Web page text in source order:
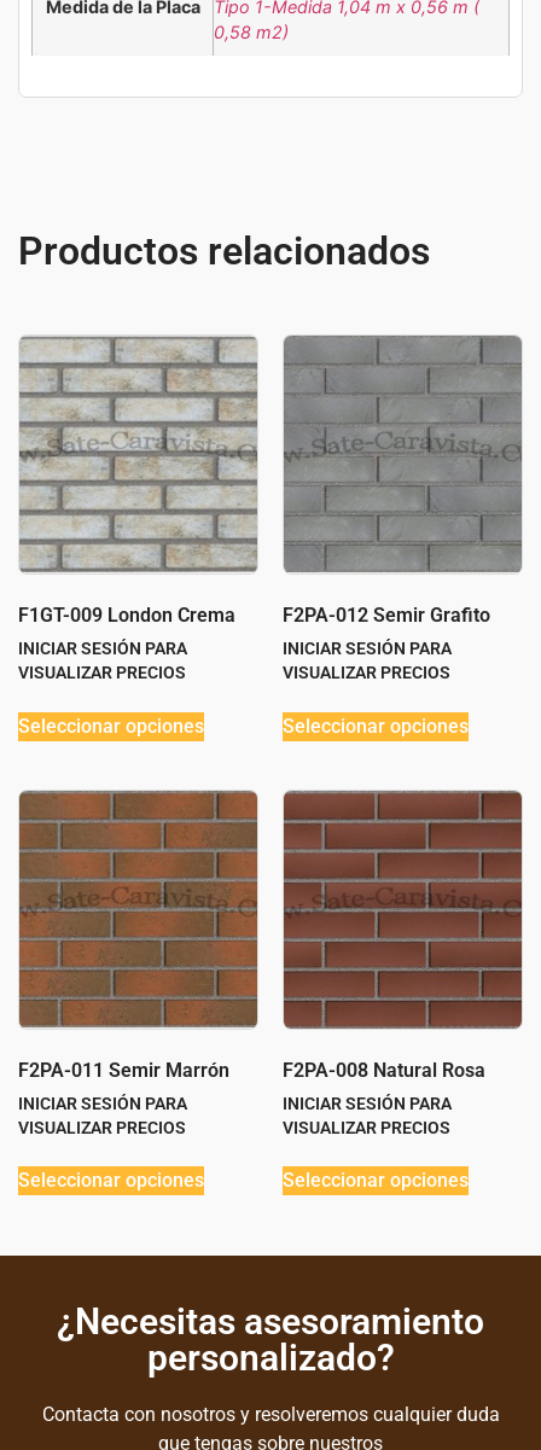
Medida de la Placa
Tipo 1-Medida 1,04 m x 0,56 m (
0,58 m2)
Productos relacionados
F1GT-009 London Crema
INICIAR SESIÓN PARA
VISUALIZAR PRECIOS
Seleccionar opciones
F2PA-012 Semir Grafito
INICIAR SESIÓN PARA
VISUALIZAR PRECIOS
Seleccionar opciones
F2PA-011 Semir Marrón
INICIAR SESIÓN PARA
VISUALIZAR PRECIOS
Seleccionar opciones
F2PA-008 Natural Rosa
INICIAR SESIÓN PARA
VISUALIZAR PRECIOS
Seleccionar opciones
¿Necesitas asesoramiento
personalizado?
Contacta con nosotros y resolveremos cualquier duda
que tengas sobre nuestros